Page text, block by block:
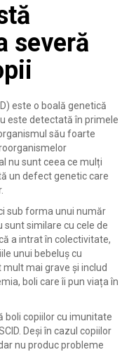
severă
este o boală genetică
este detectată în primele
său foarte
nu sunt ceea ce mulți
un defect genetic care
sub forma unui număr
sunt similare cu cele de
a intrat în colectivitate,
unui bebeluș cu
mai grave și includ
boli care îi pun viața în
boli copiilor cu imunitate
Deși în cazul copiilor
nu produc probleme